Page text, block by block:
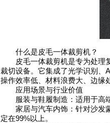
什么是皮毛一体裁剪机？
皮毛一体裁剪机是专为处理复
裁切设备。它集成了光学识别、
操作效率低、材料浪费大、边缘
应用场景与行业价值
服装与鞋履制造：适用于高端
家居与汽车内饰：针对沙发蒙
定在99%以上。